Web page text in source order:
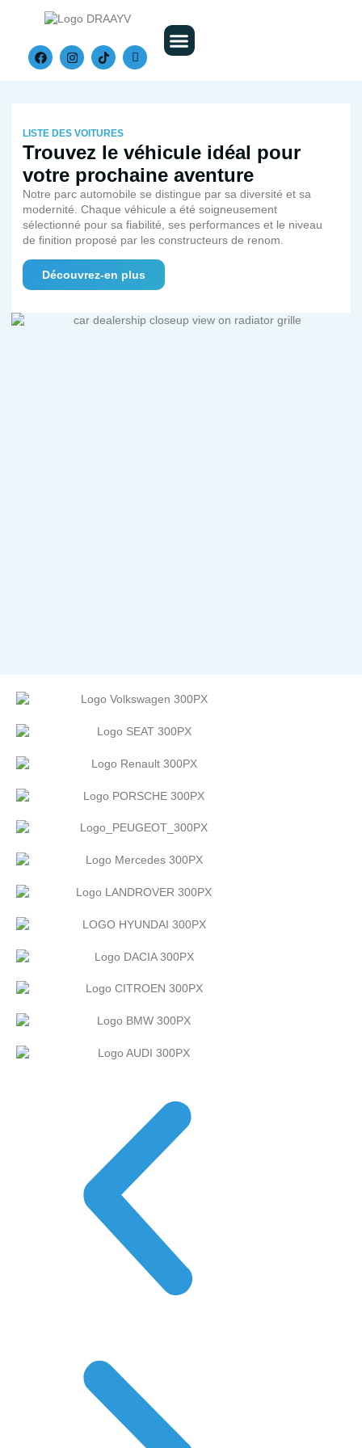
LISTE DES VOITURES
Trouvez le véhicule idéal pour
votre prochaine aventure
Notre parc automobile se distingue par sa diversité et sa
modernité. Chaque véhicule a été soigneusement
sélectionné pour sa fiabilité, ses performances et le niveau
de finition proposé par les constructeurs de renom.
Découvrez-en plus